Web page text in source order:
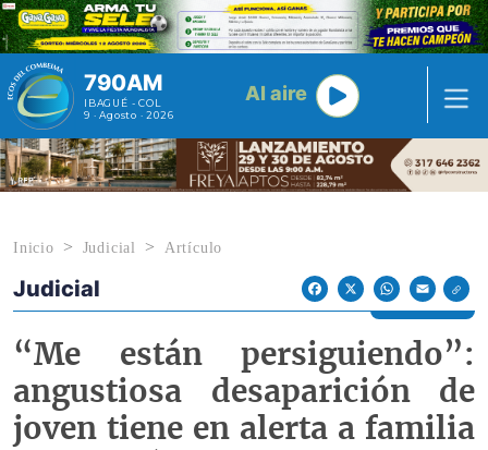
Pasar al contenido principal
790AM
IBAGUÉ - COL
9 · Agosto · 2026
Al aire
Inicio Judicial Artículo
Econoticias y Eventos
Judicial
FacebookX WhatsAppEmail
“Me están persiguiendo”:
angustiosa desaparición de
joven tiene en alerta a familia